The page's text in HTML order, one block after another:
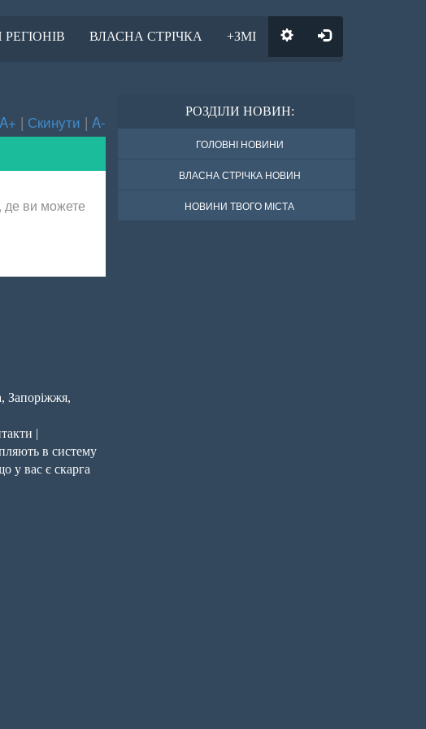
ВЛАСНА СТРІЧКА +ЗМІ
A+ | Скинути | A-
, де ви можете
РОЗДІЛИ НОВИН:
ГОЛОВНІ НОВИНИ
ВЛАСНА СТРІЧКА НОВИН
НОВИНИ ТВОГО МІСТА
Запоріжжя,
|
в систему
у вас є скарга